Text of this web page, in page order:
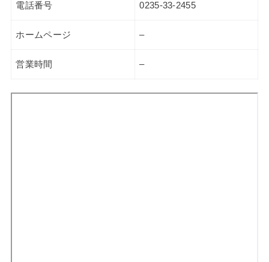
電話番号 0235-33-2455
ホームページ –
営業時間 –